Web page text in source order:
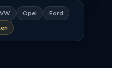
VW Opel
Ford